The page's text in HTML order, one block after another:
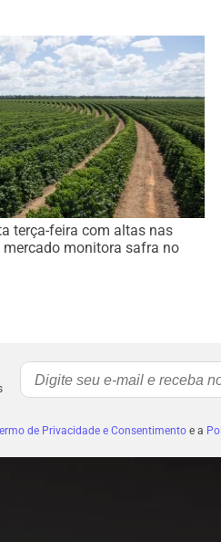
terça-feira com altas nas
monitora safra no
de Privacidade e Consentimentoe a